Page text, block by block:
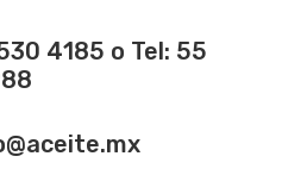
4185 o Tel: 55